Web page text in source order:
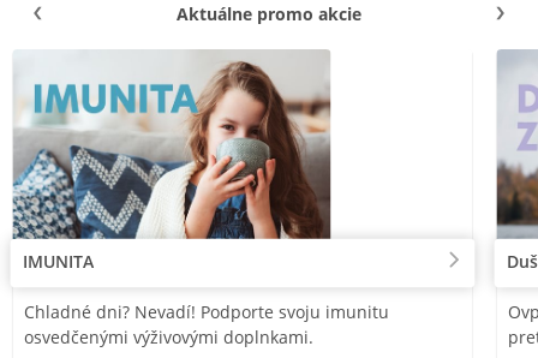
Aktuálne promo akcie
IMUNITA
Chladné dni? Nevadí! Podporte svoju imunitu
osvedčenými výživovými doplnkami.